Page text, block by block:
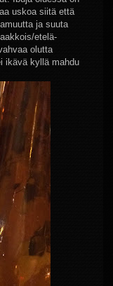
uskoa siitä että
ja suuta
etelä-
olutta
ikävä kyllä mahdu